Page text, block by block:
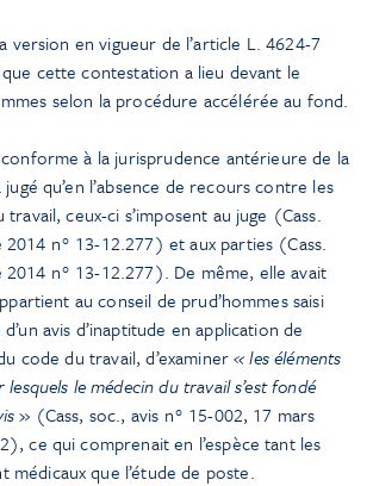
version en vigueur de l’article L. 4624-7
cette contestation a lieu devant le
selon la procédure accélérée au fond.
à la jurisprudence antérieure de la
qu’en l’absence de recours contre les
ceux-ci s’imposent au juge (Cass.
n° 13-12.277) et aux parties (Cass.
n° 13-12.277). De même, elle avait
au conseil de prud’hommes saisi
avis d’inaptitude en application de
code du travail, d’examiner« les éléments
le médecin du travail s’est fondé
» (Cass, soc., avis n° 15-002, 17 mars
ce qui comprenait en l’espèce tant les
médicaux que l’étude de poste.